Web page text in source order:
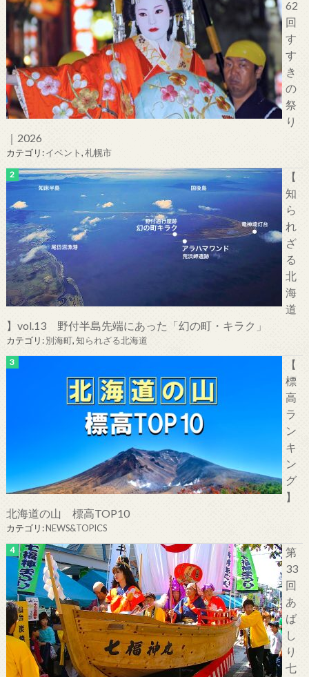
62
回
す
す
き
の
祭
り
｜2026
カテゴリ:イベント,札幌市
【
知
ら
れ
ざ
る
北
海
道
】vol.13 野付半島先端にあった「幻の町・キラク」
カテゴリ:別海町,知られざる北海道
【
標
高
ラ
ン
キ
ン
グ
】
北海道の山 標高TOP10
カテゴリ:NEWS&TOPICS
第
33
回
あ
ば
し
り
七